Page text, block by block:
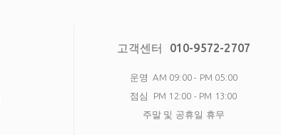
고객센터 010-9572-2707
운영 AM 09:00 - PM 05:00
점심
PM 12:00 - PM 13:00
주말 및 공휴일 휴무